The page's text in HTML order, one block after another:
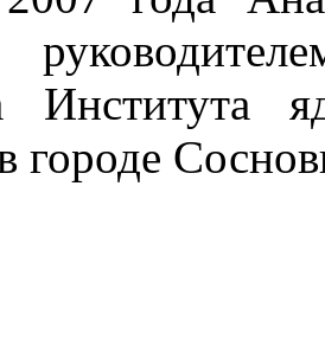
Института